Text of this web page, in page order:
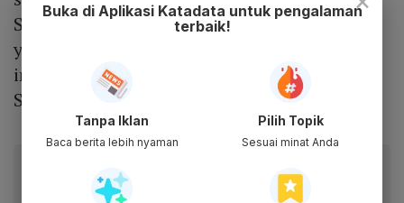
Sebelumnya, ada beberapa investor besar
yang berpartisipasi dalam pendanaan yakni,
induk Google, Alphabet, Alibaba, dan
Softbank.
Dapatkan pengalaman membaca lebih nyaman dan nikmati
Buka di Aplikasi Katadata untuk pengalaman
terbaik!
Tanpa Iklan
Baca berita lebih nyaman
Pilih Topik
Sesuai minat Anda